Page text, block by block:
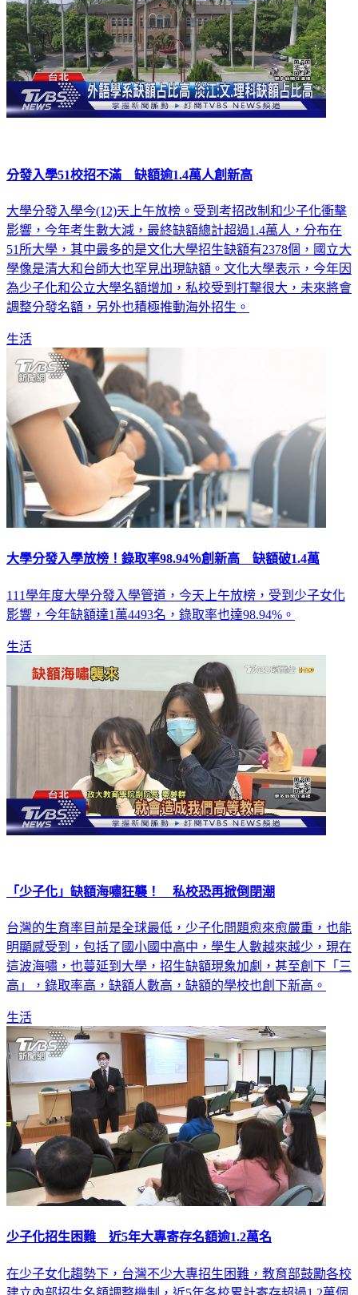
分發入學51校招不滿 缺額逾1.4萬人創新高
大學分發入學今(12)天上午放榜。受到考招改制和少子化衝擊
影響，今年考生數大減，最終缺額總計超過1.4萬人，分布在
51所大學，其中最多的是文化大學招生缺額有2378個，國立大
學像是清大和台師大也罕見出現缺額。文化大學表示，今年因
為少子化和公立大學名額增加，私校受到打擊很大，未來將會
調整分發名額，另外也積極推動海外招生。
生活
大學分發入學放榜！錄取率98.94％創新高 缺額破1.4萬
111學年度大學分發入學管道，今天上午放榜，受到少子女化
影響，今年缺額達1萬4493名，錄取率也達98.94%。
生活
「少子化」缺額海嘯狂襲！ 私校恐再掀倒閉潮
台灣的生育率目前是全球最低，少子化問題愈來愈嚴重，也能
明顯感受到，包括了國小國中高中，學生人數越來越少，現在
這波海嘯，也蔓延到大學，招生缺額現象加劇，甚至創下「三
高」，錄取率高，缺額人數高，缺額的學校也創下新高。
生活
少子化招生困難 近5年大專寄存名額逾1.2萬名
在少子女化趨勢下，台灣不少大專招生困難，教育部鼓勵各校